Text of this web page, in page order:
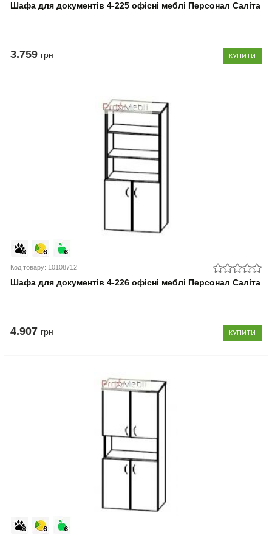
Шафа для документів 4-225 офісні меблі Персонал Саліта
3.759 грн КУПИТИ
Код товару: 10108712
Шафа для документів 4-226 офісні меблі Персонал Саліта
4.907 грн КУПИТИ